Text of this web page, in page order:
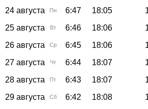
24 августа
Пн 6:47 18:05
25 августа
Вт 6:46 18:06
26 августа
Ср 6:45 18:06
27 августа
Чт 6:44 18:07
28 августа
Пт 6:43 18:07
29 августа
Сб 6:42 18:08